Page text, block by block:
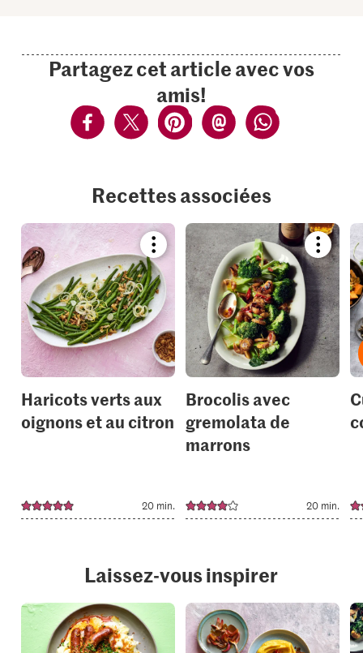
Partagez cet article avec vos
amis!
Recettes associées
Bookmark
recipe
or
add
it
to
your
collections.
Haricots verts aux
oignons et au citron
20 min.
recipe
or
add
it
to
your
Brocolis avec
gremolata de
marrons
20 min.
Laissez-vous inspirer